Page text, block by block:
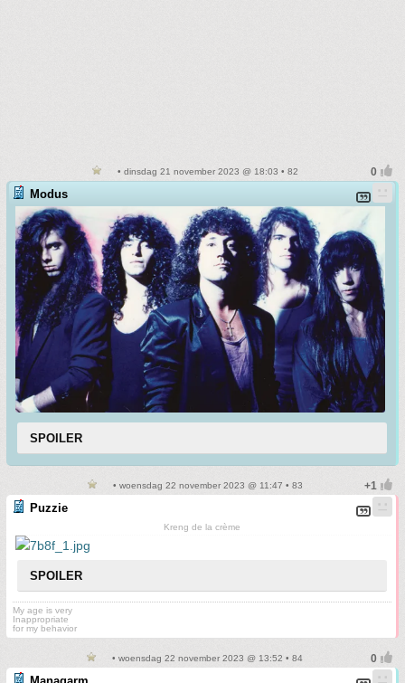
• dinsdag 21 november 2023 @ 18:03 • 82
Modus
SPOILER
• woensdag 22 november 2023 @ 11:47 • 83
Puzzie
Kreng de la crème
SPOILER
My age is very
Inappropriate
for my behavior
• woensdag 22 november 2023 @ 13:52 • 84